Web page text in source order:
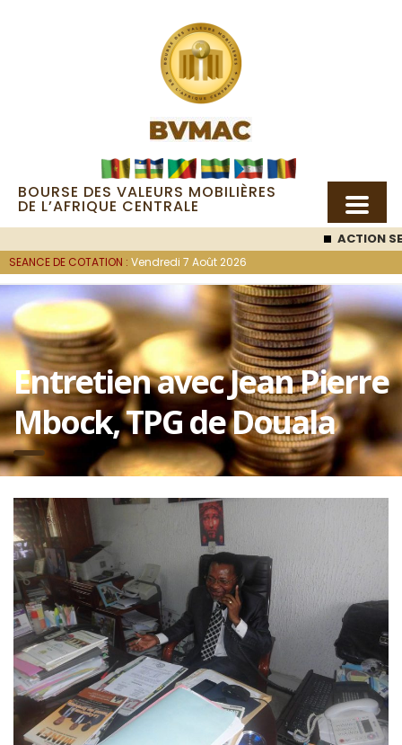
BOURSE DES VALEURS MOBILIÈRES
DE L’AFRIQUE CENTRALE
ACTION SEMC
SEANCE DE COTATION : Vendredi 7 Août 2026
Entretien avec Jean Pierre
Mbock, TPG de Douala